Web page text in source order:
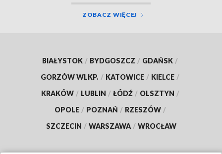
ZOBACZ WIĘCEJ
BIAŁYSTOK / BYDGOSZCZ / GDAŃSK /
GORZÓW WLKP. / KATOWICE / KIELCE /
KRAKÓW / LUBLIN / ŁÓDŹ / OLSZTYN /
OPOLE / POZNAŃ / RZESZÓW /
SZCZECIN / WARSZAWA / WROCŁAW